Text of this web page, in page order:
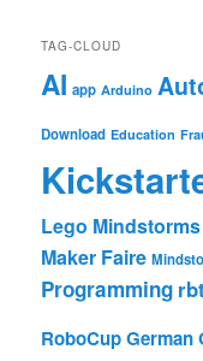
TAG-CLOUD
AI app Arduino
Download Education
Lego Mindstorms
Maker Faire
Programming
RoboCup German